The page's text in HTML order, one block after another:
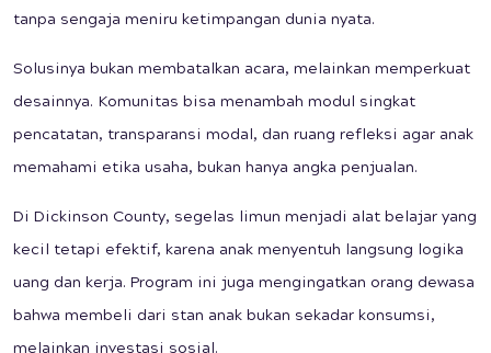
tanpa sengaja meniru ketimpangan dunia nyata.
Solusinya bukan membatalkan acara, melainkan memperkuat
desainnya. Komunitas bisa menambah modul singkat
pencatatan, transparansi modal, dan ruang refleksi agar anak
memahami etika usaha, bukan hanya angka penjualan.
Di Dickinson County, segelas limun menjadi alat belajar yang
kecil tetapi efektif, karena anak menyentuh langsung logika
uang dan kerja. Program ini juga mengingatkan orang dewasa
bahwa membeli dari stan anak bukan sekadar konsumsi,
melainkan investasi sosial.